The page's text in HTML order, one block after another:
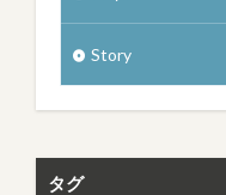
Story
タグ